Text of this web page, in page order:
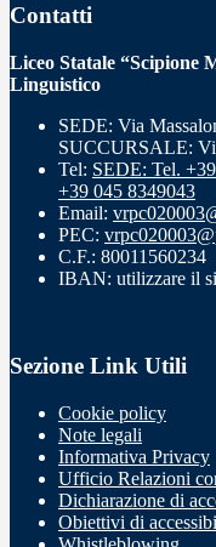
Contatti
Liceo Statale “Scipione
Linguistico
SEDE: Via
SUCCURSALE:
Tel: SEDE: Tel.
+39 045 8349043
Email:
PEC:
C.F.: 80011560234
IBAN: utilizzare il
Sezione Link Utili
Cookie policy
Note legali
Informativa Privacy
Ufficio Relazioni
Dichiarazione di
Obiettivi di